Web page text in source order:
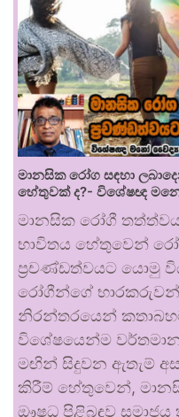
මානසික රෝග සඳහා
හේතුවක් ද?- විශේෂඥ
මානසික රෝගී
භාවිතය හේතුවෙන්
ප්‍රචණ්ඩත්වයට යොමු
රෝගීන්ගේ භාරකරුවන්
නිරන්තරයෙන්
විශේෂයෙන්ම
මඟින් සිදුවන ඇතැම්
කිරීම් හේතුවෙන්,
ඖෂධ පිළිබඳව